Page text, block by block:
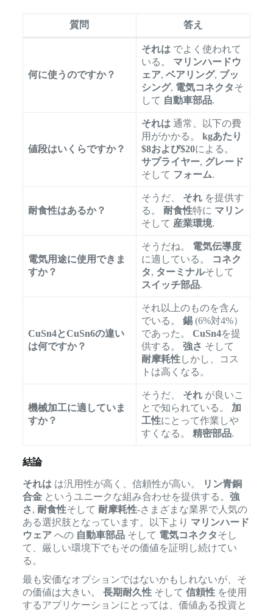
質問 答え
何に使うのですか？
それはでよく使われて
いる。 マリンハードウ
ェア, ベアリング, ブッ
シング, 電気コネクタそ
して 自動車部品.
値段はいくらですか？
それは通常、以下の費
用がかかる。 kgあたり
$8および$20による。
サプライヤー, グレード
そして フォーム.
耐食性はあるか？
そうだ、 それを提供す
る。 耐食性特に マリン
そして 産業環境.
電気用途に使用できま
すか？
そうだね。 電気伝導度
に適している。
コネク
タ, ターミナルそして
スイッチ部品.
CuSn4とCuSn6の違い
は何ですか？
それ以上のものを含ん
でいる。 錫(6%対4%）
であった。 CuSn4を提
供する。 強さ そして
耐摩耗性しかし、コス
トは高くなる。
機械加工に適していま
すか？
そうだ、 それが良いこ
とで知られている。 加
工性にとって作業しや
すくなる。 精密部品.
結論
それは は汎用性が高く、信頼性が高い。
リン青銅
合金というユニークな組み合わせを提供する。 強
さ, 耐食性そして 耐摩耗性-さまざまな業界で人気の
ある選択肢となっています。以下より マリンハード
ウェアへの 自動車部品そして 電気コネクタそし
て、厳しい環境下でもその価値を証明し続けてい
る。
最も安価なオプションではないかもしれないが、そ
の価値は大きい。 長期耐久性そして 信頼性を使用
するアプリケーションにとっては、価値ある投資と